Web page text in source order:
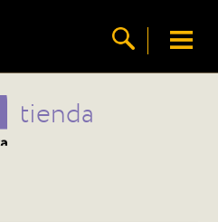
tienda